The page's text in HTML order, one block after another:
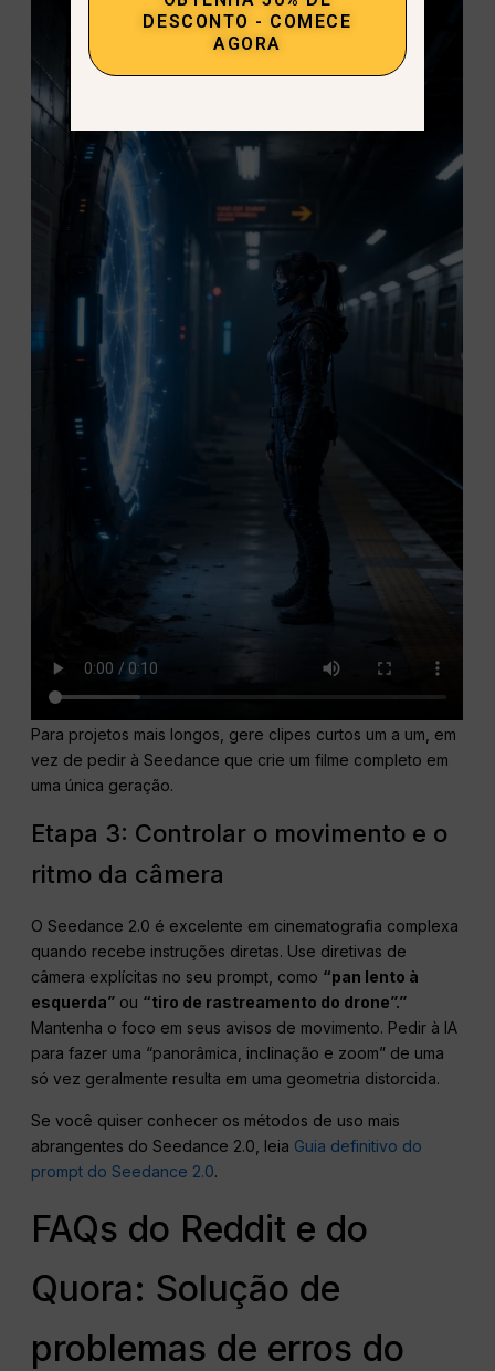
Para projetos mais longos, gere clipes curtos um a um, em
vez de pedir à Seedance que crie um filme completo em
uma única geração.
Etapa 3: Controlar o movimento e o
ritmo da câmera
O Seedance 2.0 é excelente em cinematografia complexa
quando recebe instruções diretas. Use diretivas de
câmera explícitas no seu prompt, como “pan lento à
esquerda” ou “tiro de rastreamento do drone”.”
Mantenha o foco em seus avisos de movimento. Pedir à IA
para fazer uma “panorâmica, inclinação e zoom” de uma
só vez geralmente resulta em uma geometria distorcida.
Se você quiser conhecer os métodos de uso mais
abrangentes do Seedance 2.0, leia Guia definitivo do
prompt do Seedance 2.0.
FAQs do Reddit e do
Quora: Solução de
problemas de erros do
DESCONTO - COMECE
AGORA